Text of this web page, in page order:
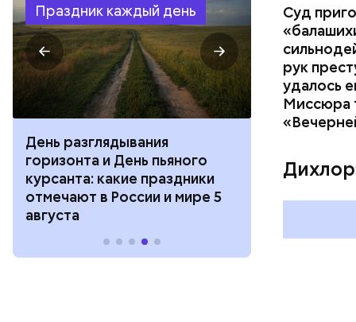
Праздник каждый день
День разглядывания
горизонта и День пьяного
курсанта: какие праздники
отмечают в России и мире 5
августа
День
праздники
и мире 4
Суд
рук
удалось
Миссюра